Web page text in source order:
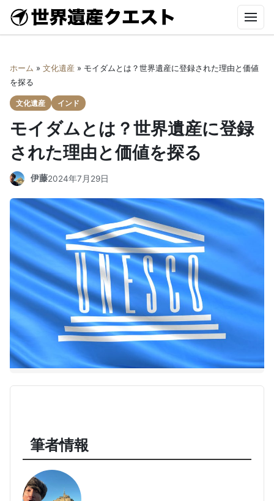
世
界
ク
エ
ス
ト-
World
Heritage
Quest-
世界遺産クエストとは
2026年新規登録の世界遺産
文化遺産
自然遺産
世界遺産のYouTube
ホーム » 文化遺産 » モイダムとは？世界遺産に登録された理由と価値
を探る
文化遺産 インド
モイダムとは？世界遺産に登録
された理由と価値を探る
伊藤2024年7月29日
筆者情報